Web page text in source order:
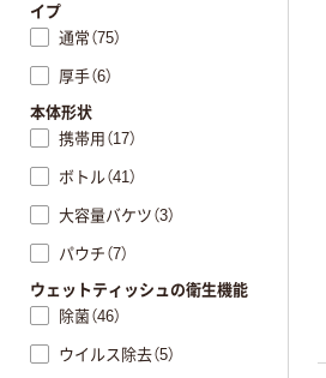
イプ
通常（75）
厚手（6）
本体形状
携帯用（17）
ボトル（41）
大容量バケツ（3）
パウチ（7）
ウェットティッシュの衛生機能
除菌（46）
ウイルス除去（5）